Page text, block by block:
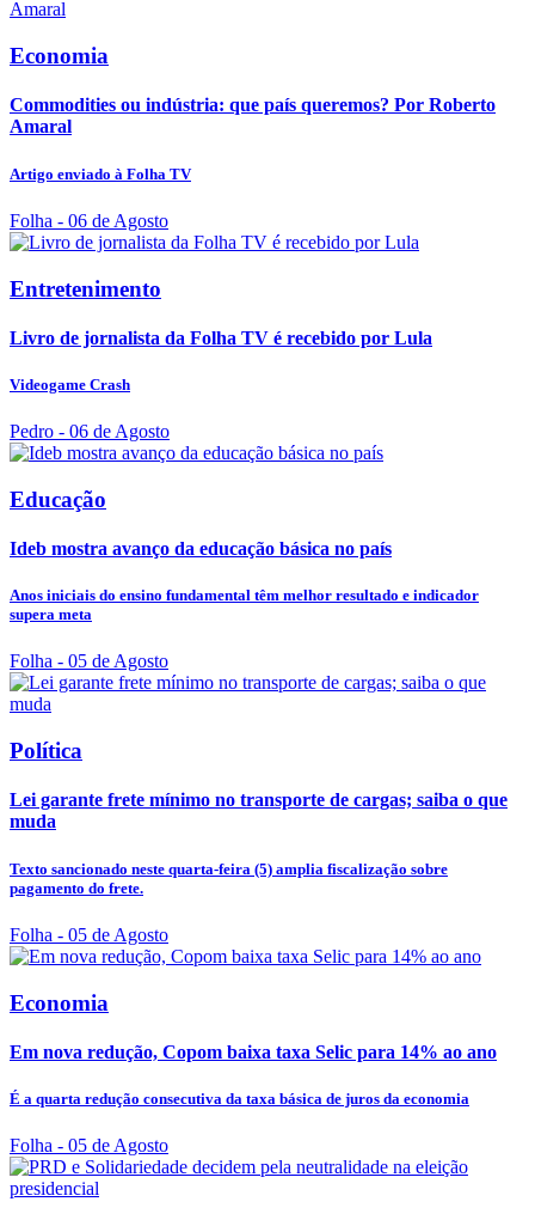
Economia
Commodities ou indústria: que país queremos? Por Roberto
Amaral
Artigo enviado à Folha TV
Folha - 06 de Agosto
Entretenimento
Livro de jornalista da Folha TV é recebido por Lula
Videogame Crash
Pedro - 06 de Agosto
Educação
Ideb mostra avanço da educação básica no país
Anos iniciais do ensino fundamental têm melhor resultado e indicador
supera meta
Folha - 05 de Agosto
Política
Lei garante frete mínimo no transporte de cargas; saiba o que
muda
Texto sancionado neste quarta-feira (5) amplia fiscalização sobre
pagamento do frete.
Folha - 05 de Agosto
Economia
Em nova redução, Copom baixa taxa Selic para 14% ao ano
É a quarta redução consecutiva da taxa básica de juros da economia
Folha - 05 de Agosto